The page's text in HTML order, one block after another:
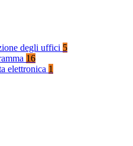
degli uffici 5
16
elettronica 1